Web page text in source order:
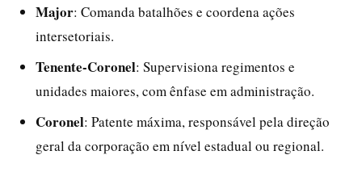
Major: Comanda batalhões e coordena ações
intersetoriais.
Tenente-Coronel: Supervisiona regimentos e
unidades maiores, com ênfase em administração.
Coronel: Patente máxima, responsável pela direção
geral da corporação em nível estadual ou regional.